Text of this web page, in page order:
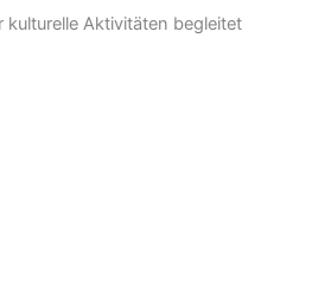
kulturelle Aktivitäten begleitet